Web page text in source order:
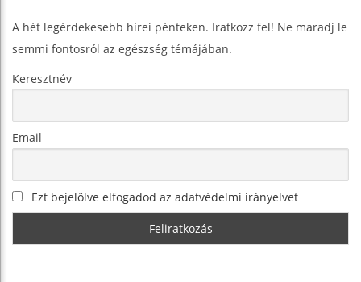
A hét legérdekesebb hírei pénteken. Iratkozz fel! Ne maradj le
semmi fontosról az egészség témájában.
Keresztnév
Email
Ezt bejelölve elfogadod az adatvédelmi irányelvet